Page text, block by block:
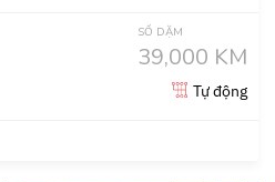
SỐ DẶM
39,000 KM
Tự động